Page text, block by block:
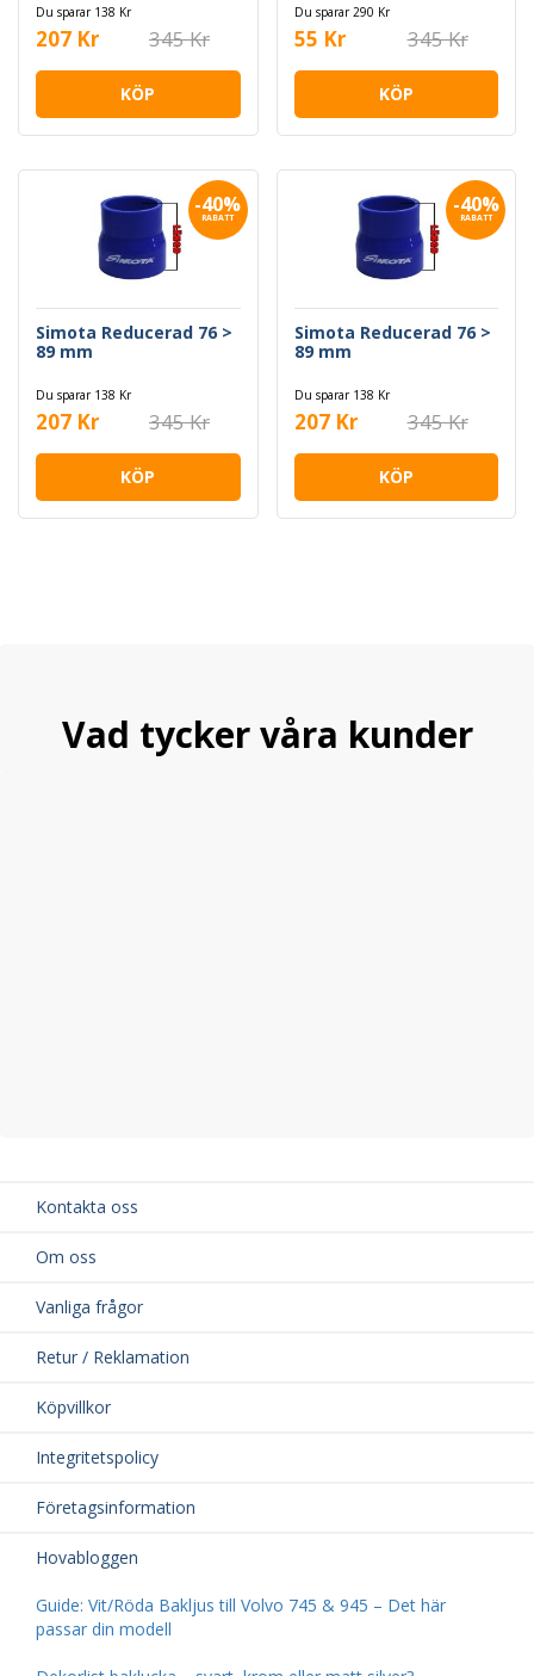
Du sparar 138 Kr
207 Kr 345 Kr
KÖP
Du sparar 290 Kr
55 Kr 345 Kr
KÖP
-40%
RABATT
Simota Reducerad 76 >
89 mm
Du sparar 138 Kr
207 Kr 345 Kr
KÖP
-40%
RABATT
Simota Reducerad 76 >
89 mm
Du sparar 138 Kr
207 Kr 345 Kr
KÖP
Vad tycker våra kunder
Kontakta oss
Om oss
Vanliga frågor
Retur / Reklamation
Köpvillkor
Integritetspolicy
Företagsinformation
Hovabloggen
Guide: Vit/Röda Bakljus till Volvo 745 & 945 – Det här
passar din modell